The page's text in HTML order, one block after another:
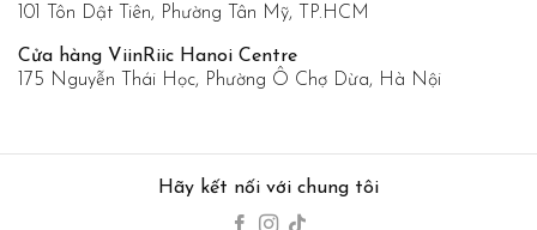
101 Tôn Dật Tiên, Phường Tân Mỹ, TP.HCM
Cửa hàng ViinRiic Hanoi Centre
175 Nguyễn Thái Học, Phường Ô Chợ Dừa, Hà Nội
Hãy kết nối với chung tôi